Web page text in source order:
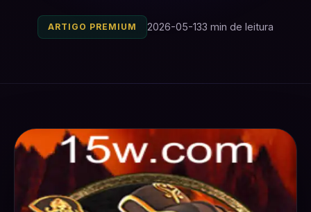
ARTIGO PREMIUM 2026-05-133 min de leitura